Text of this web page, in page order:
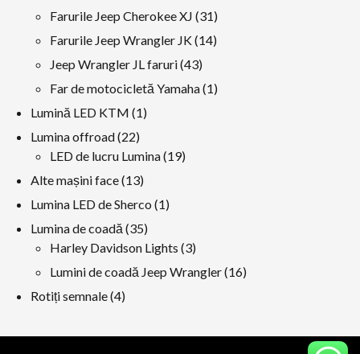
produs
Farurile Jeep Cherokee XJ 3131
produse
Farurile Jeep Wrangler JK 1414
Jeep Wrangler JL faruri 4343
produse
Far de motocicletă Yamaha 11
Lumină LED KTM 11
Lumina offroad 2222
produse
LED de lucru Lumina 1919
Alte mașini face 1313
produse
Lumina LED de Sherco 11
Lumina de coadă 3535
produse
Harley Davidson Lights 33
produse
Lumini de coadă Jeep Wrangler 1616
Rotiți semnale 44